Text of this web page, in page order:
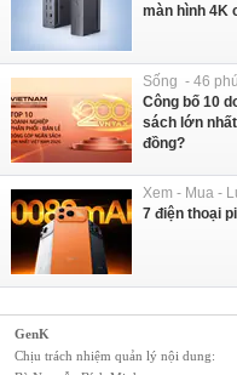
màn hình 4K
Sống - 46
Công bố 10
sách lớn
đồng?
Xem - Mua -
7 điện thoại
GenK
Chịu trách nhiệm quản lý nội dung: